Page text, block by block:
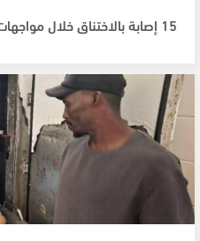
15 إصابة بالاختناق خلال مواجهات مع الاحتلال في طوباس